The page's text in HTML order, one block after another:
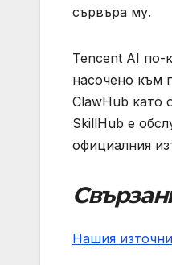
сървъра му.
Tencent AI по-
насочено към
ClawHub като
SkillHub е
официалния
Нашия